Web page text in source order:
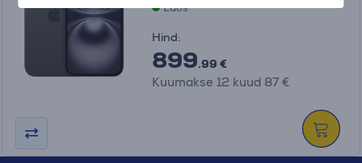
Laos
Hind:
899.99 €
Kuumakse 12 kuud 87 €